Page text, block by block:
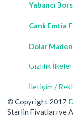
Yabancı
Canlı Emtia
Dolar
Gizlilik İlkeleri
İletişim /
© Copyright 2017
Sterlin Fiyatları ve